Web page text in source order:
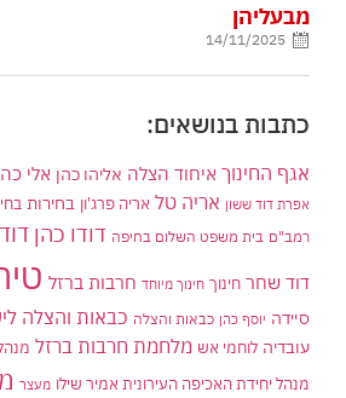
מבעליהן
14/11/2025
כתבות בנושאים:
אגף החינוך איחוד הצלה אליהו כהן אלי
אפרת דוד ששון אריה טל אריה פרג'ון בחירות
רמב"ם בית משפט השלום בחיפה דודו כהן
דוד שחר חינוך חינוך מיוחד חרבות ברזל
סיידה יוסף כהן כבאות והצלה כבאות והצלה
עובדיה לוחמי אש מלחמת חרבות ברזל
מנהל יחידת האכיפה העירונית אמיר שילו מעצר